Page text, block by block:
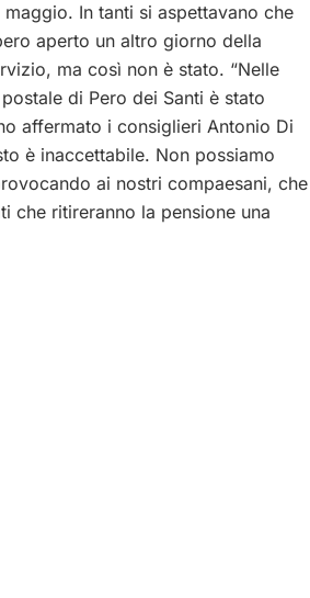
In tanti si aspettavano che
aperto un altro giorno della
ma così non è stato. “Nelle
di Pero dei Santi è stato
affermato i consiglieri Antonio Di
è inaccettabile. Non possiamo
ai nostri compaesani, che
che ritireranno la pensione una